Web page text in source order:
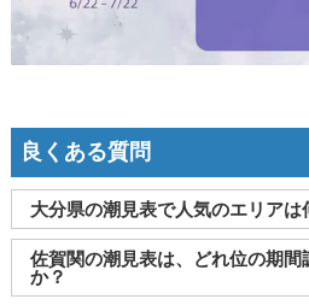
良くある質問
大分県の潮見表で人気のエリアは
大分、別府、中津 佐伯 、 佐賀関
佐賀関の潮見表は、どれ位の期
か？